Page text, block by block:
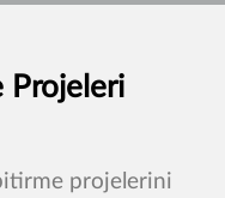
Projeleri
projelerini